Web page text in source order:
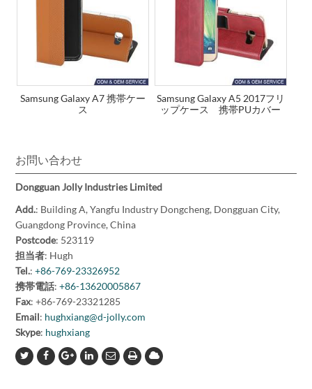
Samsung Galaxy A7 携帯ケー
ス
Samsung Galaxy A5 2017フリ
ップケース 携帯PUカバー
お問い合わせ
Dongguan Jolly Industries Limited
Add.: Building A, Yangfu Industry Dongcheng, Dongguan City,
Guangdong Province, China
Postcode: 523119
担当者: Hugh
Tel.:+86-769-23326952
携帯電話:+86-13620005867
Fax: +86-769-23321285
Email: hughxiang@d-jolly.com
Skype: hughxiang